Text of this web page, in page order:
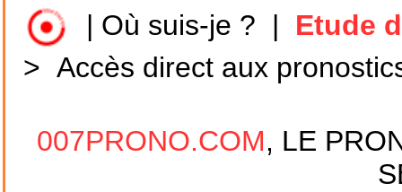
Où suis-je ?
Etude
>Accès direct aux
007PRONO.COM, LE